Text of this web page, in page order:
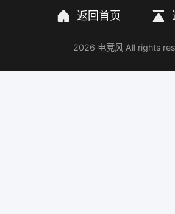
返回首页
2026 电竞风 All rights